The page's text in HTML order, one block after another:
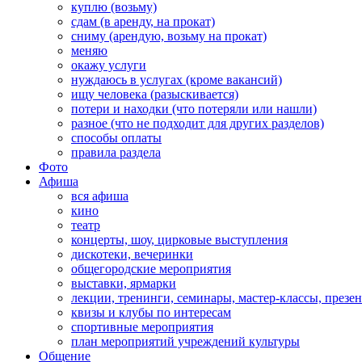
куплю (возьму)
сдам (в аренду, на прокат)
сниму (арендую, возьму на прокат)
меняю
окажу услуги
нуждаюсь в услугах (кроме вакансий)
ищу человека (разыскивается)
потери и находки (что потеряли или нашли)
разное (что не подходит для других разделов)
способы оплаты
правила раздела
Фото
Афиша
вся афиша
кино
театр
концерты, шоу, цирковые выступления
дискотеки, вечеринки
общегородские мероприятия
выставки, ярмарки
лекции, тренинги, семинары, мастер-классы,
квизы и клубы по интересам
спортивные мероприятия
план мероприятий учреждений культуры
Общение